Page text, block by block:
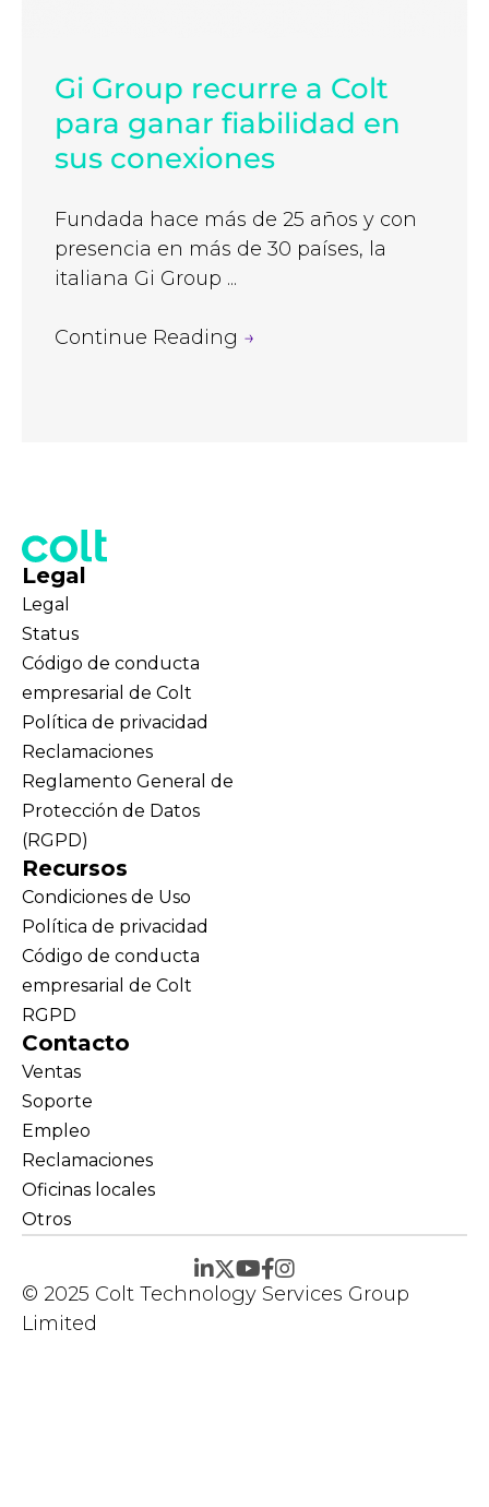
Gi Group recurre a Colt
para ganar fiabilidad en
sus conexiones
Fundada hace más de 25 años y con
presencia en más de 30 países, la
italiana Gi Group ...
Continue Reading →
Legal
Legal
Status
Código de conducta
empresarial de Colt
Política de privacidad
Reclamaciones
Reglamento General de
Protección de Datos
(RGPD)
Recursos
Condiciones de Uso
Política de privacidad
Código de conducta
empresarial de Colt
RGPD
Contacto
Ventas
Soporte
Empleo
Reclamaciones
Oficinas locales
Otros
© 2025 Colt Technology Services Group
Limited